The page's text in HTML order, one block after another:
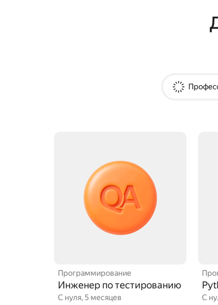
Программирование
Инженер по тестированию
С нуля, 5 месяцев С